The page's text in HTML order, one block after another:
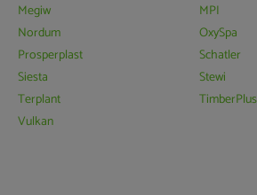
Megiw
MPI
Nordum
OxySpa
Prosperplast
Schatler
Siesta
Stewi
Terplant
TimberPlus
Vulkan